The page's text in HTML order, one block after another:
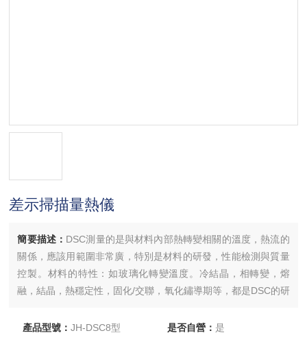
差示掃描量熱儀
簡要描述： DSC測量的是與材料內部熱轉變相關的溫度，熱流的
關係，應該用範圍非常廣，特別是材料的研發，性能檢測與質量
控製。材料的特性：如玻璃化轉變溫度。冷結晶，相轉變，熔
融，結晶，熱穩定性，固化/交聯，氧化鏽導期等，都是DSC的研
產品型號：JH-DSC8型 是否自營： 是